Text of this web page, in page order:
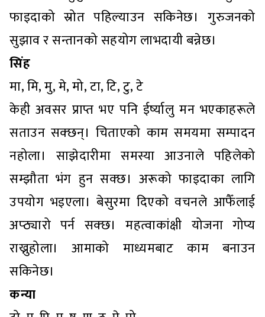
फाइदाको स्रोत पहिल्याउन सकिनेछ। गुरुजनको
सुझाव र सन्तानको सहयोग लाभदायी बन्नेछ।
सिंह
मा, मि, मु, मे, मो, टा, टि, टु, टे
केही अवसर प्राप्त भए पनि ईर्ष्यालु मन भएकाहरूले
सताउन सक्छन्। चिताएको काम समयमा सम्पादन
नहोला। साझेदारीमा समस्या आउनाले पहिलेको
सम्झौता भंग हुन सक्छ। अरूको फाइदाका लागि
उपयोग भइएला। बेसुरमा दिएको वचनले आफैँलाई
अप्ठ्यारो पर्न सक्छ। महत्वाकांक्षी योजना गोप्य
राख्नुहोला। आमाको माध्यमबाट काम बनाउन
सकिनेछ।
कन्या